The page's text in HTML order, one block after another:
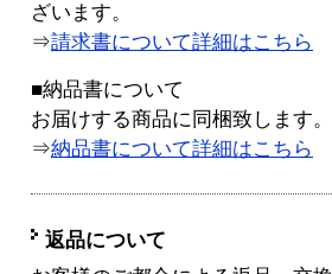
ざいます。
⇒請求書について詳細はこちら
■納品書について
お届けする商品に同梱致します。
⇒納品書について詳細はこちら
返品について